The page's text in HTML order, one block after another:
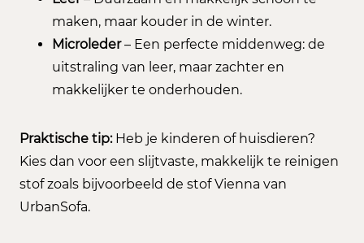
maken, maar kouder in de winter.
Microleder– Een perfecte middenweg: de
uitstraling van leer, maar zachter en
makkelijker te onderhouden.
Praktische tip:Heb je kinderen of huisdieren?
Kies dan voor een slijtvaste, makkelijk te reinigen
stof zoals bijvoorbeeld de stof Vienna van
UrbanSofa.